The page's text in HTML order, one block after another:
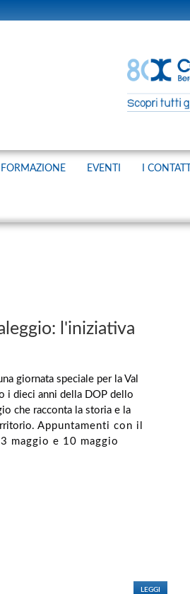
EVENTI I CONTATTI
l'iniziativa
giornata speciale per la Val
i dieci anni della DOP dello
che racconta la storia e la
Appuntamenti con il
maggio e 10 maggio
LEGGI